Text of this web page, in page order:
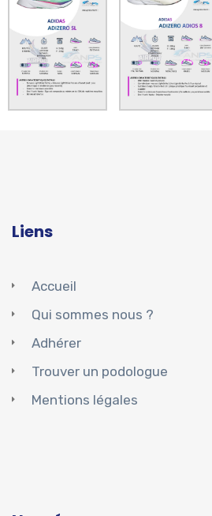
Liens
Accueil
Qui sommes nous ?
Adhérer
Trouver un podologue
Mentions légales